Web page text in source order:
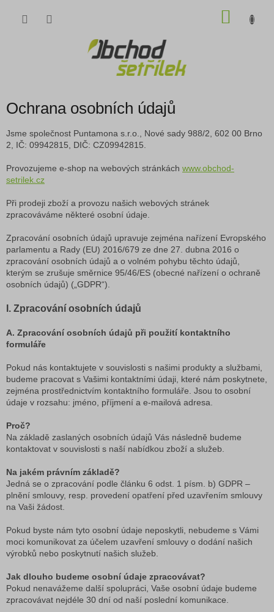
Ochrana osobních údajů
Jsme společnost Puntamona s.r.o., Nové sady 988/2, 602 00 Brno
2, IČ: 09942815, DIČ: CZ09942815.
Provozujeme e-shop na webových stránkách www.obchod-
setrilek.cz
Při prodeji zboží a provozu našich webových stránek
zpracováváme některé osobní údaje.
Zpracování osobních údajů upravuje zejména nařízení Evropského
parlamentu a Rady (EU) 2016/679 ze dne 27. dubna 2016 o
zpracování osobních údajů a o volném pohybu těchto údajů,
kterým se zrušuje směrnice 95/46/ES (obecné nařízení o ochraně
osobních údajů) („GDPR“).
I. Zpracování osobních údajů
A. Zpracování osobních údajů při použití kontaktního
formuláře
Pokud nás kontaktujete v souvislosti s našimi produkty a službami,
budeme pracovat s Vašimi kontaktními údaji, které nám poskytnete,
zejména prostřednictvím kontaktního formuláře. Jsou to osobní
údaje v rozsahu: jméno, příjmení a e-mailová adresa.
Proč?
Na základě zaslaných osobních údajů Vás následně budeme
kontaktovat v souvislosti s naší nabídkou zboží a služeb.
Na jakém právním základě?
Jedná se o zpracování podle článku 6 odst. 1 písm. b) GDPR –
plnění smlouvy, resp. provedení opatření před uzavřením smlouvy
na Vaši žádost.
Pokud byste nám tyto osobní údaje neposkytli, nebudeme s Vámi
moci komunikovat za účelem uzavření smlouvy o dodání našich
výrobků nebo poskytnutí našich služeb.
Jak dlouho budeme osobní údaje zpracovávat?
Pokud nenavážeme další spolupráci, Vaše osobní údaje budeme
zpracovávat nejdéle 30 dní od naší poslední komunikace.